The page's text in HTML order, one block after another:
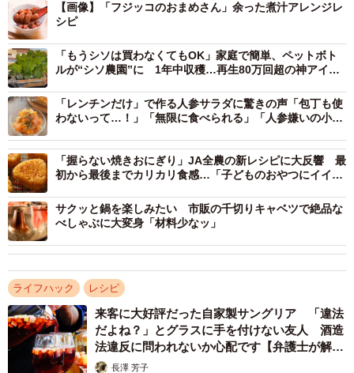
・ホットケーキミックス 100g
・卵 1個
・「おまめさん 豆小鉢 黒豆」 1パック
・黒豆の煮汁＋水50ml
・油 適量
【つくりかた】
1．ボウルに卵を割り入れ、黒豆の煮汁＋水（合わせて
50ml）を加えてよく混ぜる。
2．ホットケーキミックスと黒豆の豆を加えてさっくり混
ぜ、生地を作る。
3．フライパンにサラダ油を熱し、余分な油はキッチンペー
パーで軽く拭き取る。
4．生地を流し入れて、弱めの中火で両面がきつね色になる
まで焼く（片面2～3分ずつが目安）。
5．焼きあがったらお皿に盛る。お好みで追い黒豆をトッピ
ングするのもおすすめ。
【画像】「フジッコのおまめさん」余った煮汁アレンジレ
シピ
「もうシソは買わなくてもOK」家庭で簡単、ペットボト
ルが“シソ農園”に 1年中収穫…再生80万回超の神アイデ
「レンチンだけ」で作る人参サラダに驚きの声「包丁も使
わないって…！」「無限に食べられる」「人参嫌いの小2
「握らない焼きおにぎり」JA全農の新レシピに大反響 最
初から最後までカリカリ食感…「子どものおやつにイイ感
サクッと鍋を楽しみたい 市販の千切りキャベツで絶品な
べしゃぶに大変身「材料少なッ」
ライフハック レシピ
来客に大好評だった自家製サングリア 「違法
だよね？」とグラスに手を付けない友人 酒造
法違反に問われないか心配です【弁護士が解
説】長澤 芳子